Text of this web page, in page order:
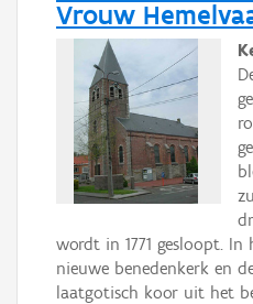
Vrouw
wordt in 1771 gesloopt.
nieuwe benedenkerk en
laatgotisch koor uit het